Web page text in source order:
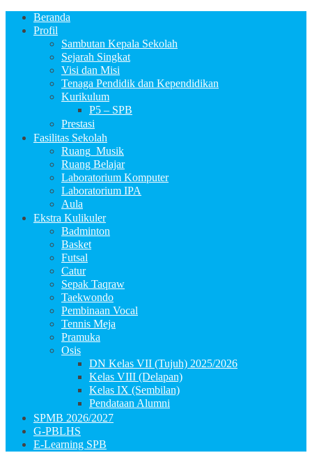
Beranda
Profil
Sambutan Kepala Sekolah
Sejarah Singkat
Visi dan Misi
Tenaga Pendidik dan Kependidikan
Kurikulum
P5 – SPB
Prestasi
Fasilitas Sekolah
Ruang_Musik
Ruang Belajar
Laboratorium Komputer
Laboratorium IPA
Aula
Ekstra Kulikuler
Badminton
Basket
Futsal
Catur
Sepak Taqraw
Taekwondo
Pembinaan Vocal
Tennis Meja
Pramuka
Osis
DN Kelas VII (Tujuh) 2025/2026
Kelas VIII (Delapan)
Kelas IX (Sembilan)
Pendataan Alumni
SPMB 2026/2027
G-PBLHS
E-Learning SPB